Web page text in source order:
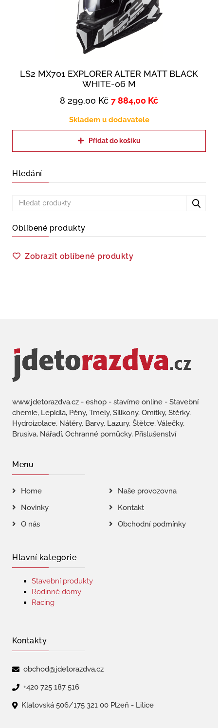
LS2 MX701 EXPLORER ALTER MATT BLACK
WHITE-06 M
8 299,00Kč 7 884,00 Kč
Skladem u dodavatele
Přidat do košíku
Hledání
Oblíbené produkty
Zobrazit oblíbené produkty
www.jdetorazdva.cz - eshop - stavíme online - Stavební
chemie, Lepidla, Pěny, Tmely, Silikony, Omítky, Stěrky,
Hydroizolace, Nátěry, Barvy, Lazury, Štětce, Válečky,
Brusiva, Nářadí, Ochranné pomůcky, Příslušenství
Menu
Home
Naše provozovna
Novinky
Kontakt
O nás
Obchodní podmínky
Hlavní kategorie
Stavební produkty
Rodinné domy
Racing
Kontakty
obchod@jdetorazdva.cz
+420 725 187 516
Klatovská 506/175 321 00 Plzeň - Litice